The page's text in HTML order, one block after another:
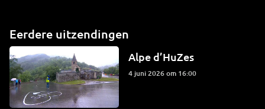
Eerdere uitzendingen
Alpe d’HuZes
4 juni 2026 om 16:00